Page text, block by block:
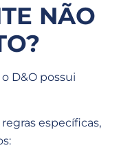
NÃO
D&O possui
específicas,